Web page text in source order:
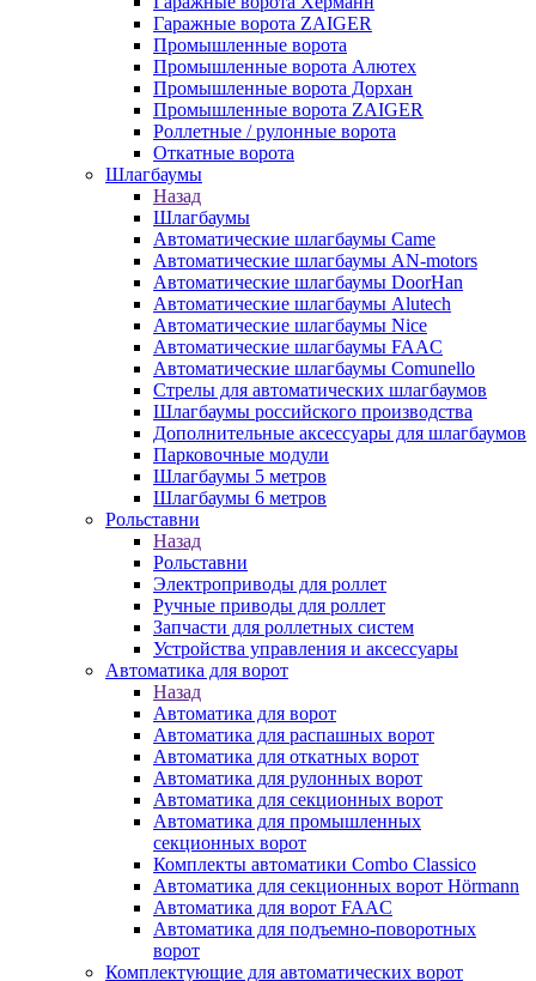
Гаражные ворота ZAIGER
Промышленные ворота
Промышленные ворота Алютех
Промышленные ворота Дорхан
Промышленные ворота ZAIGER
Роллетные / рулонные ворота
Откатные ворота
Шлагбаумы
Назад
Шлагбаумы
Автоматические шлагбаумы Came
Автоматические шлагбаумы AN-motors
Автоматические шлагбаумы DoorHan
Автоматические шлагбаумы Alutech
Автоматические шлагбаумы Nice
Автоматические шлагбаумы FAAC
Автоматические шлагбаумы Comunello
Стрелы для автоматических шлагбаумов
Шлагбаумы российского производства
Дополнительные аксессуары для шлагбаумов
Парковочные модули
Шлагбаумы 5 метров
Шлагбаумы 6 метров
Рольставни
Назад
Рольставни
Электроприводы для роллет
Ручные приводы для роллет
Запчасти для роллетных систем
Устройства управления и аксессуары
Автоматика для ворот
Назад
Автоматика для ворот
Автоматика для распашных ворот
Автоматика для откатных ворот
Автоматика для рулонных ворот
Автоматика для секционных ворот
Автоматика для промышленных
секционных ворот
Комплекты автоматики Combo Classico
Автоматика для секционных ворот Hörmann
Автоматика для ворот FAAC
Автоматика для подъемно-поворотных
ворот
Комплектующие для автоматических ворот